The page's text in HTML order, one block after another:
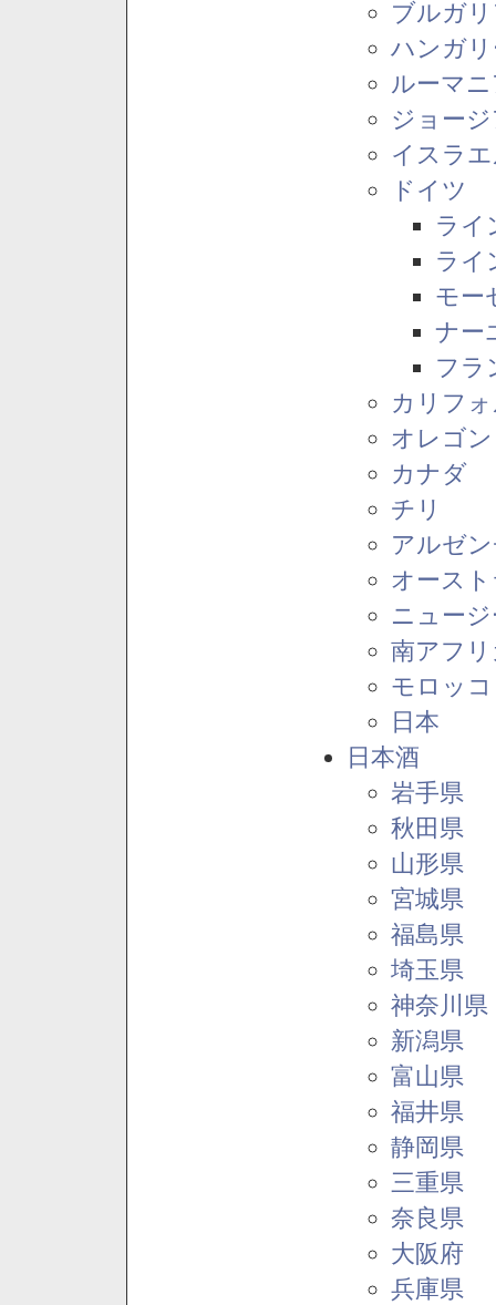
ブルガ
ハンガ
ルーマ
ジョー
イスラ
ドイツ
ライ
ライ
モー
ナー
フラ
カリフ
オレゴ
カナダ
チリ
アルゼ
オース
ニュー
南アフ
モロッコ
日本
日本酒
岩手県
秋田県
山形県
宮城県
福島県
埼玉県
神奈川県
新潟県
富山県
福井県
静岡県
三重県
奈良県
大阪府
兵庫県